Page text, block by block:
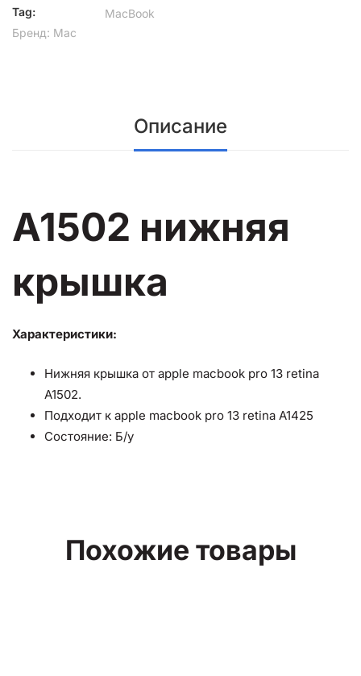
Tag:
MacBook
Бренд: Mac
Описание
A1502 нижняя
крышка
Характеристики:
Нижняя крышка от apple macbook pro 13 retina
A1502.
Подходит к apple macbook pro 13 retina A1425
Состояние: Б/у
Похожие товары